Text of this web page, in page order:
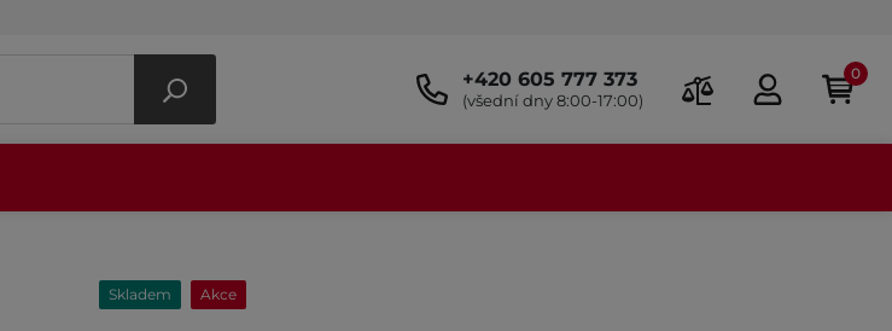
+420 605 777 373
(všední dny 8:00-17:00)
0
Skladem Akce